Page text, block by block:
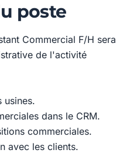
poste
Commercial F/H sera
de l'activité
usines.
dans le CRM.
commerciales.
avec les clients.